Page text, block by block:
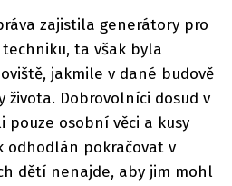
zajistila generátory pro
ta však byla
jakmile v dané budově
života. Dobrovolníci dosud v
osobní věci a kusy
odhodlán pokračovat v
dětí nenajde, aby jim mohl